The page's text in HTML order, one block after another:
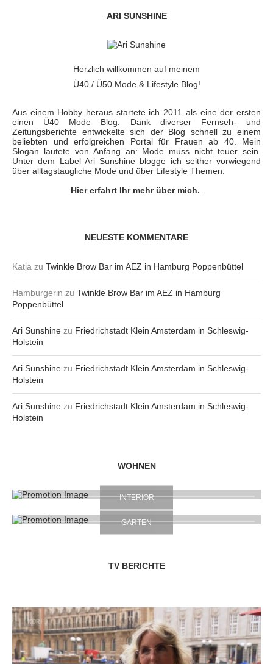
ARI SUNSHINE
Herzlich willkommen auf meinem
Ü40 / Ü50 Mode & Lifestyle Blog!
Aus einem Hobby heraus startete ich 2011 als eine der ersten
einen Ü40 Mode Blog. Dank diverser Fernseh- und
Zeitungsberichte entwickelte sich der Blog schnell zu einem
beliebten und erfolgreichen Portal für Frauen ab 40. Mein
Slogan lautete von Anfang an: Mode muss nicht teuer sein.
Unter dem Label Ari Sunshine blogge ich seither vorwiegend
über alltagstaugliche Mode und über Lifestyle Themen.
Hier erfahrt Ihr mehr über mich.
NEUESTE KOMMENTARE
Katja zu Twinkle Brow Bar im AEZ in Hamburg Poppenbüttel
Hamburgerin zu Twinkle Brow Bar im AEZ in Hamburg
Poppenbüttel
Ari Sunshine zu Friedrichstadt Klein Amsterdam in Schleswig-
Holstein
Ari Sunshine zu Friedrichstadt Klein Amsterdam in Schleswig-
Holstein
Ari Sunshine zu Friedrichstadt Klein Amsterdam in Schleswig-
Holstein
WOHNEN
INTERIOR
GARTEN
TV BERICHTE